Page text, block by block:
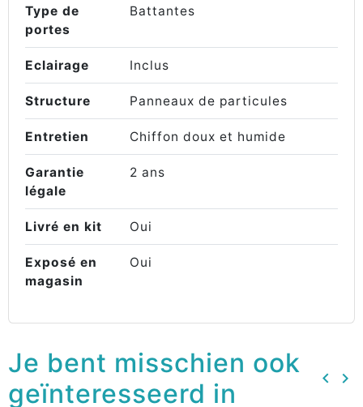
Type de
portes
Battantes
Eclairage Inclus
Structure Panneaux de particules
Entretien Chiffon doux et humide
Garantie
légale
2 ans
Livré en kit Oui
Exposé en
magasin
Oui
Je bent misschien ook
geïnteresseerd in
keyboard_arrow_left keyboard_arrow_right